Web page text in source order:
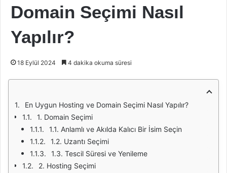
Domain Seçimi Nasıl
Yapılır?
18 Eylül 2024 4 dakika okuma süresi
En Uygun Hosting ve Domain Seçimi Nasıl Yapılır?
1. Domain Seçimi
1.1. Anlamlı ve Akılda Kalıcı Bir İsim Seçin
1.2. Uzantı Seçimi
1.3. Tescil Süresi ve Yenileme
2. Hosting Seçimi